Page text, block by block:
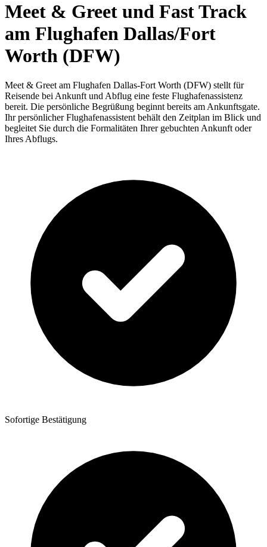
Meet & Greet und Fast Track
am Flughafen Dallas/Fort
Worth (DFW)
Meet & Greet am Flughafen Dallas-Fort Worth (DFW) stellt für
Reisende bei Ankunft und Abflug eine feste Flughafenassistenz
bereit. Die persönliche Begrüßung beginnt bereits am Ankunftsgate.
Ihr persönlicher Flughafenassistent behält den Zeitplan im Blick und
begleitet Sie durch die Formalitäten Ihrer gebuchten Ankunft oder
Ihres Abflugs.
Sofortige Bestätigung